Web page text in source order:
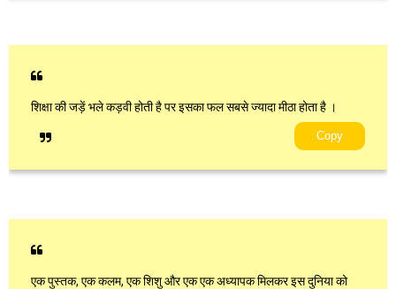
शिक्षा की जड़ें भले कड़वी होती है पर इसका फल सबसे ज्यादा मीठा होता है ।
Copy
एक पुस्तक, एक कलम, एक शिशु और एक एक अध्यापक मिलकर इस दुनिया को